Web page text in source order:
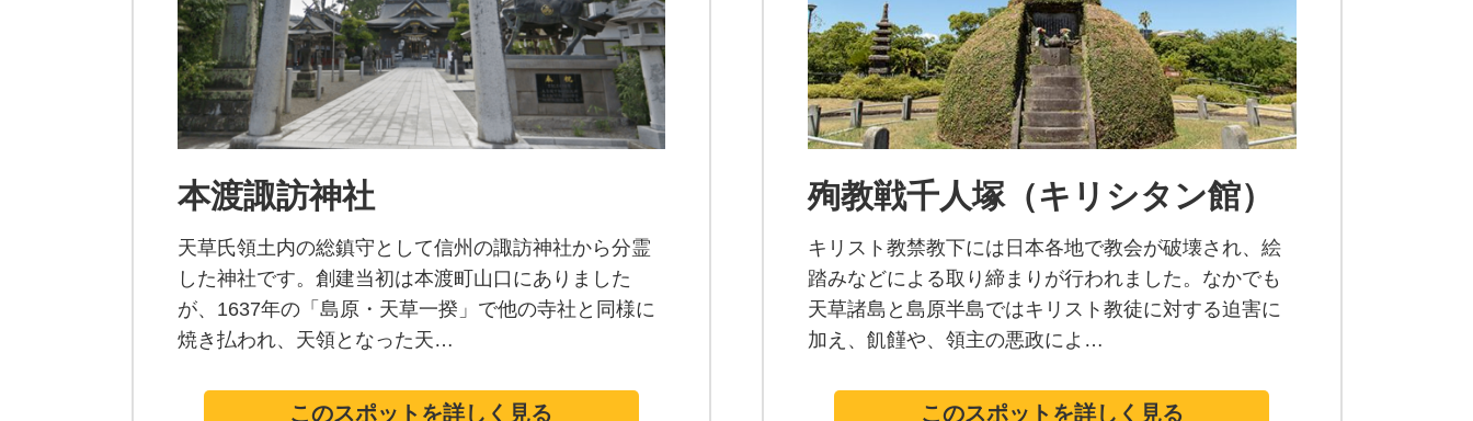
本渡諏訪神社
天草氏領土内の総鎮守として信州の諏訪神社から分霊
した神社です。創建当初は本渡町山口にありました
が、1637年の「島原・天草一揆」で他の寺社と同様に
焼き払われ、天領となった天…
このスポットを詳しく見る
殉教戦千人塚（キリシタン館）
キリスト教禁教下には日本各地で教会が破壊され、絵
踏みなどによる取り締まりが行われました。なかでも
天草諸島と島原半島ではキリスト教徒に対する迫害に
加え、飢饉や、領主の悪政によ…
このスポットを詳しく見る